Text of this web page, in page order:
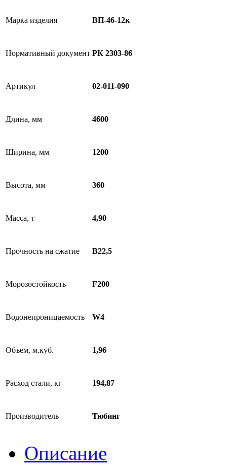
Марка изделия ВП-46-12к
Нормативный документ РК 2303-86
Артикул 02-011-090
Длина, мм 4600
Ширина, мм 1200
Высота, мм 360
Масса, т 4,90
Прочность на сжатие В22,5
Морозостойкость F200
Водонепроницаемость W4
Объем, м.куб. 1,96
Расход стали, кг 194,87
Производитель Тюбинг
Описание